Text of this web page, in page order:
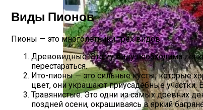
Виды Пионов
Пионы — это многолетники трех видов:
Древовидные. Этому виду необходима
перестараться.
Ито-пионы — это сильные кусты, которые
цвет, они украшают приусадебные участки.
Травянистые. Это одни из самых древних
поздней осени, окрашиваясь в яркий